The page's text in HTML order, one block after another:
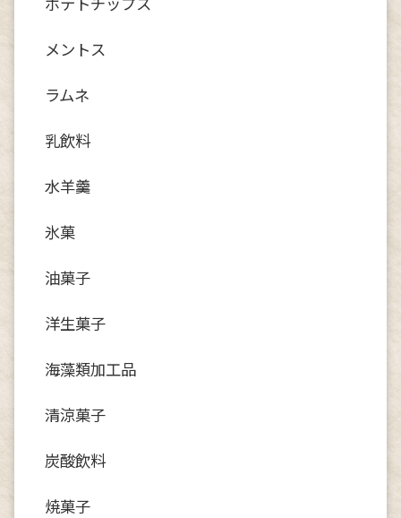
メントス
ラムネ
乳飲料
水羊羹
氷菓
油菓子
洋生菓子
海藻類加工品
清涼菓子
炭酸飲料
焼菓子